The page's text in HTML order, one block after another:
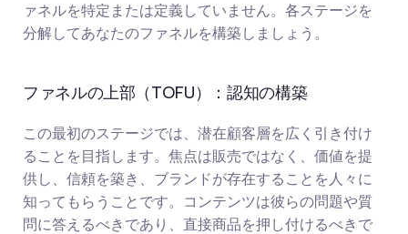
ァネルを特定または定義していません。各ステージを
分解してあなたのファネルを構築しましょう。
ファネルの上部（TOFU）：認知の構築
この最初のステージでは、潜在顧客層を広く引き付け
ることを目指します。焦点は販売ではなく、価値を提
供し、信頼を築き、ブランドが存在することを人々に
知ってもらうことです。コンテンツは彼らの問題や質
問に答えるべきであり、直接商品を押し付けるべきで